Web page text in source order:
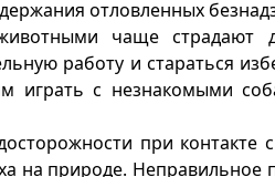
отловленных
чаще страдают
работу и стараться
играть с незнакомыми
при
на природе. Неправильное